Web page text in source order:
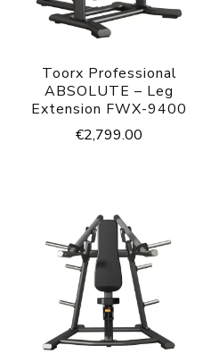
Toorx Professional
ABSOLUTE – Leg
Extension FWX-9400
€2,799.00